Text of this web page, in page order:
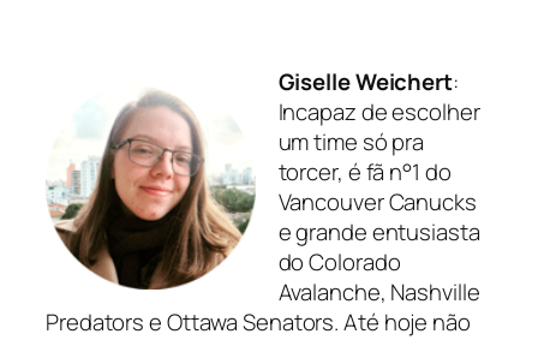
Giselle Weichert:
Incapaz de escolher
um time só pra
torcer, é fã n°1 do
Vancouver Canucks
e grande entusiasta
do Colorado
Avalanche, Nashville
Predators e Ottawa Senators. Até hoje não